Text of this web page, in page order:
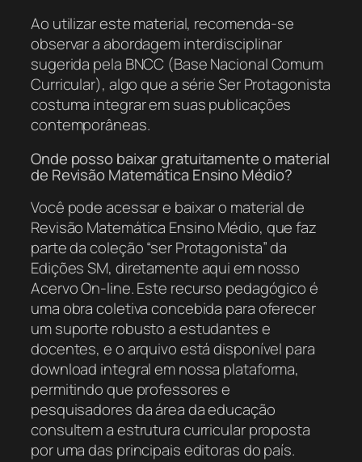
Ao utilizar este material, recomenda-se
observar a abordagem interdisciplinar
sugerida pela BNCC (Base Nacional Comum
Curricular), algo que a série Ser Protagonista
costuma integrar em suas publicações
contemporâneas.
Onde posso baixar gratuitamente o material
de Revisão Matemática Ensino Médio?
Você pode acessar e baixar o material de
Revisão Matemática Ensino Médio, que faz
parte da coleção “ser Protagonista” da
Edições SM, diretamente aqui em nosso
Acervo On-line. Este recurso pedagógico é
uma obra coletiva concebida para oferecer
um suporte robusto a estudantes e
docentes, e o arquivo está disponível para
download integral em nossa plataforma,
permitindo que professores e
pesquisadores da área da educação
consultem a estrutura curricular proposta
por uma das principais editoras do país.